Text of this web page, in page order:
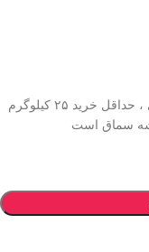
سماق قهوه ای خوشه . خوشه سماق ، تازه محلی ، حداقل خرید ۲۵ کیلوگرم